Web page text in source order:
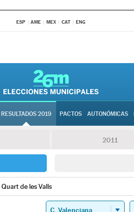
ESP AME MEX CAT ENG
RESULTADOS 2019 PACTOS AUTONÓMICAS
2011
Quart de les Valls